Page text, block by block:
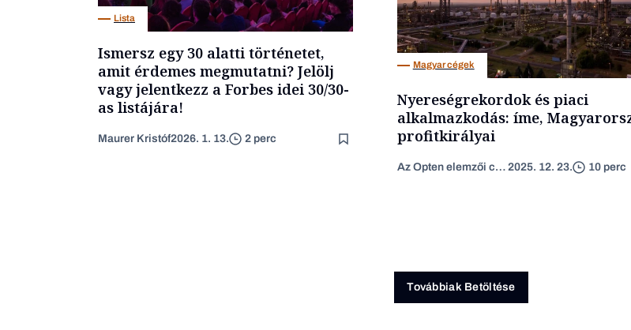
Lista
Ismersz egy 30 alatti történetet,
amit érdemes megmutatni? Jelölj
vagy jelentkezz a Forbes idei 30/30-
as listájára!
Maurer Kristóf2026. 1. 13. 2 perc
Magyar cégek
Nyereségrekordok és piaci
alkalmazkodás: íme,
profitkirályai
Az Opten elemzői csapata 2025. 12. 23. 10 perc
Továbbiak Betöltése